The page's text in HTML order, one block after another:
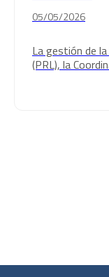
05/05/2026
La gestión de
(PRL), la